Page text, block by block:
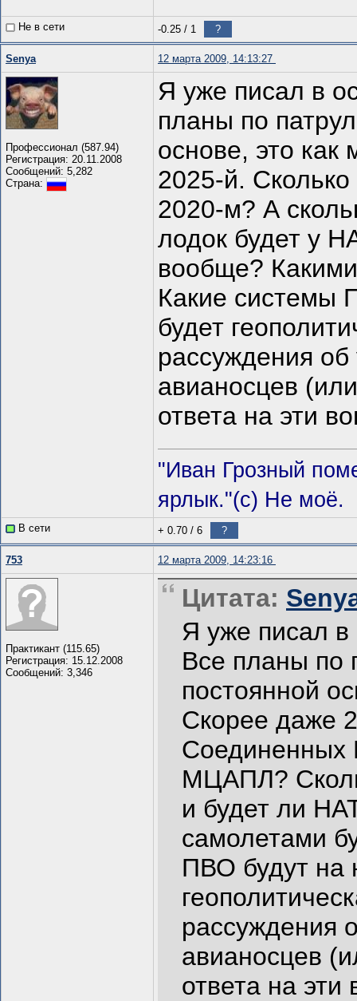
Не в сети -0.25 / 1 ?
Senya 12 марта 2009, 14:13:27
Профессионал (587.94)
Регистрация: 20.11.2008
Сообщений: 5,282
Страна:
Я уже писал в
планы по
основе, это
2025-й.
2020-м? А
лодок будет у
вообще?
Какие системы
будет
рассуждения об
авианосцев
ответа на эти
"Иван Грозный
ярлык."(с) Не моё.
В сети + 0.70 / 6 ?
753 12 марта 2009, 14:23:16
Практикант (115.65)
Регистрация: 15.12.2008
Сообщений: 3,346
Цитата:
Я уже писал в
Все планы по
постоянной
Скорее даже
Соединенных
МЦАПЛ?
и будет ли
самолетами
ПВО будут на
рассуждения
авианосцев
ответа на эти